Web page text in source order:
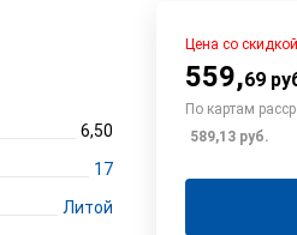
6,50
17
Литой
Цена со
559,69
По картам
589,13 руб.